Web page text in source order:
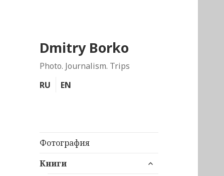
Dmitry Borko
Photo. Journalism. Trips
RU
EN
Фотография
Книги
раскрыть